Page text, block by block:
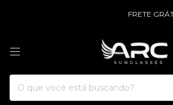
FRETE GRÁTIS